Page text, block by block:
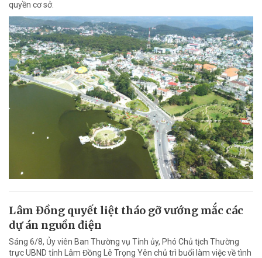
quyền cơ sở.
Lâm Đồng quyết liệt tháo gỡ vướng mắc các
dự án nguồn điện
Sáng 6/8, Ủy viên Ban Thường vụ Tỉnh ủy, Phó Chủ tịch Thường
trực UBND tỉnh Lâm Đồng Lê Trọng Yên chủ trì buổi làm việc về tình